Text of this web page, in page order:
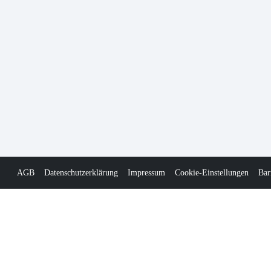
AGB Datenschutzerklärung Impressum Cookie-Einstellungen